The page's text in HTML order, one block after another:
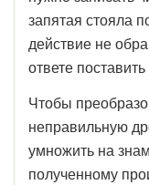
запятая стояла
действие не
ответе
Чтобы
неправильную
умножить на
полученному